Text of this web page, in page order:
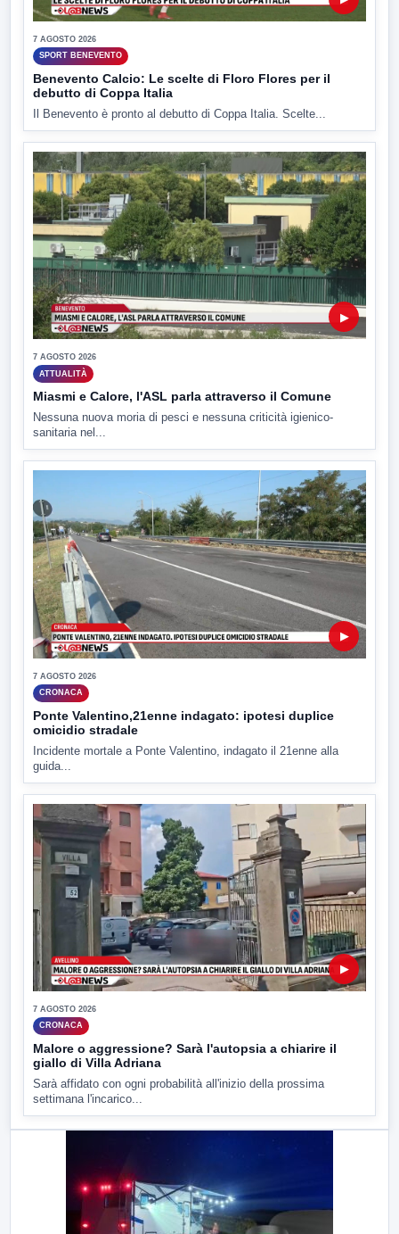
7 AGOSTO 2026
SPORT BENEVENTO
Benevento Calcio: Le scelte di Floro Flores per il
debutto di Coppa Italia
Il Benevento è pronto al debutto di Coppa Italia. Scelte...
▶
7 AGOSTO 2026
ATTUALITÀ
Miasmi e Calore, l'ASL parla attraverso il Comune
Nessuna nuova moria di pesci e nessuna criticità igienico-
sanitaria nel...
▶
7 AGOSTO 2026
CRONACA
Ponte Valentino,21enne indagato: ipotesi duplice
omicidio stradale
Incidente mortale a Ponte Valentino, indagato il 21enne alla
guida...
▶
7 AGOSTO 2026
CRONACA
Malore o aggressione? Sarà l'autopsia a chiarire il
giallo di Villa Adriana
Sarà affidato con ogni probabilità all'inizio della prossima
settimana l'incarico...